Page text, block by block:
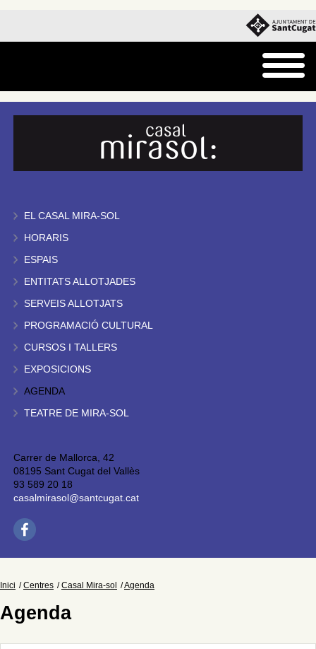
EL CASAL MIRA-SOL
HORARIS
ESPAIS
ENTITATS ALLOTJADES
SERVEIS ALLOTJATS
PROGRAMACIÓ CULTURAL
CURSOS I TALLERS
EXPOSICIONS
AGENDA
TEATRE DE MIRA-SOL
Carrer de Mallorca, 42
08195 Sant Cugat del Vallès
93 589 20 18
casalmirasol@santcugat.cat
Inici Centres Casal Mira-sol Agenda
Agenda